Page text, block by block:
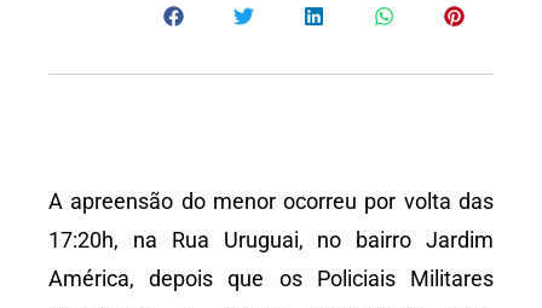
A apreensão do menor ocorreu por volta das
17:20h, na Rua Uruguai, no bairro Jardim
América, depois que os Policiais Militares